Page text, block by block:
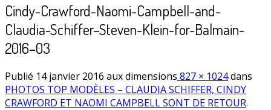
Cindy-Crawford-Naomi-Campbell-and-
Claudia-Schiffer–Steven-Klein-for-Balmain-
2016–03
Publié 14 janvier 2016 aux dimensions 827 × 1024dans
PHOTOS TOP MODÈLES – CLAUDIA SCHIFFER, CINDY
CRAWFORD ET NAOMI CAMPBELL SONT DE RETOUR.